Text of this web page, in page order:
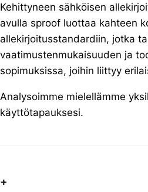
Kehittyneen sähköisen
avulla sproof luottaa kahteen
allekirjoitusstandardiin, jotka
vaatimustenmukaisuuden ja
sopimuksissa, joihin liittyy
Analysoimme mielellämme
käyttötapauksesi.
+